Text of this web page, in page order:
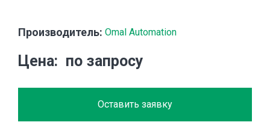
Производитель: Omal Automation
Цена по запросу
Оставить заявку